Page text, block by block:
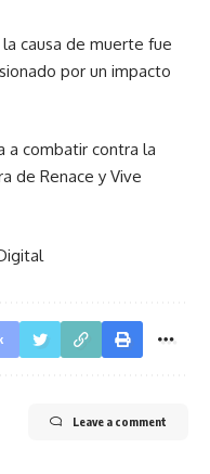
causa de muerte fue
por un impacto
a combatir contra la
de Renace y Vive
Leave a comment